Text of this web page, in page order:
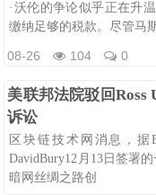
·沃伦的争论似乎正在升
缴纳足够的税款。尽管马
08-26 104 0
美联邦法院驳回
诉讼
区块链技术网消息，据
DavidBury12月13日签署
暗网丝绸之路创